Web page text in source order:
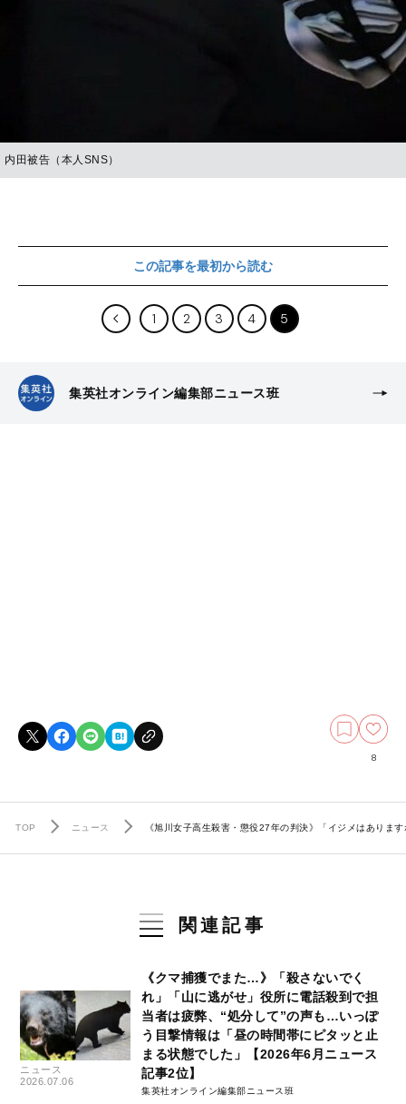
内田被告（本人SNS）
この記事を最初から読む
1 2 3 4 5
集英社オンライン編集部ニュース班
8
TOP ニュース 《旭川女子高生殺害・懲役27年の判決》「イジメはありま
関連記事
ニュース
2026.07.06
《クマ捕獲でまた…》「殺さないでく
れ」「山に逃がせ」役所に電話殺到で担
当者は疲弊、“処分して”の声も…いっぽ
う目撃情報は「昼の時間帯にピタッと止
まる状態でした」【2026年6月ニュース
記事2位】
集英社オンライン編集部ニュース班